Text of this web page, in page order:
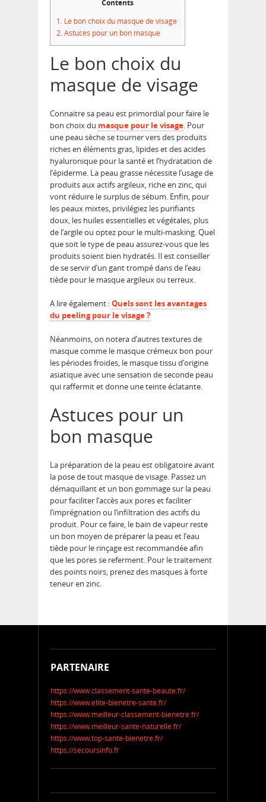
Contents
1. Le bon choix du masque de visage
2.Astuces pour un bon masque
Le bon choix du
masque de visage
Connaitre sa peau est primordial pour faire le
bon choix du masque pour le visage. Pour
une peau sèche se tourner vers des produits
riches en éléments gras, lipides et des acides
hyaluronique pour la santé et l’hydratation de
l’épiderme. La peau grasse nécessite l’usage de
produits aux actifs argileux, riche en zinc, qui
vont réduire le surplus de sébum. Enfin, pour
les peaux mixtes, privilégiez les purifiants
doux, les huiles essentielles et végétales, plus
de l’argile ou optez pour le multi-masking. Quel
que soit le type de peau assurez-vous que les
produits soient bien hydratés. Il est conseiller
de se servir d’un gant trompé dans de l’eau
tiède pour le masque argileux ou terreux.
A lire également :Quels sont les avantages
du peeling pour le visage ?
Néanmoins, on notera d’autres textures de
masque comme le masque crémeux bon pour
les périodes froides, le masque tissu d’origine
asiatique avec une sensation de seconde peau
qui raffermit et donne une teinte éclatante.
Astuces pour un
bon masque
La préparation de la peau est obligatoire avant
la pose de tout masque de visage. Passez un
démaquillant et un bon gommage sur la peau
pour faciliter l’accès aux pores et faciliter
l’imprégnation ou l’infiltration des actifs du
produit. Pour ce faire, le bain de vapeur reste
un bon moyen de préparer la peau et l’eau
tiède pour le rinçage est recommandée afin
que les pores se referment. Pour le traitement
des points noirs, prenez des masques à forte
teneur en zinc.
PARTENAIRE
https://www.classement-sante-beaute.fr/
https://www.elite-bienetre-sante.fr/
https://www.meilleur-classement-bienetre.fr/
https://www.meilleur-sante-naturelle.fr/
https://www.top-sante-bienetre.fr/
https://secoursinfo.fr